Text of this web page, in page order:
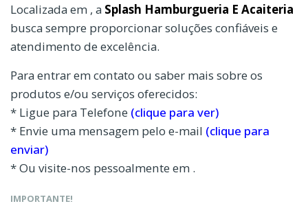
Localizada em , a Splash Hamburgueria E Acaiteria
busca sempre proporcionar soluções confiáveis e
atendimento de excelência.
Para entrar em contato ou saber mais sobre os
produtos e/ou serviços oferecidos:
* Ligue para Telefone (clique para ver)
* Envie uma mensagem pelo e-mail (clique para
enviar)
* Ou visite-nos pessoalmente em .
IMPORTANTE!